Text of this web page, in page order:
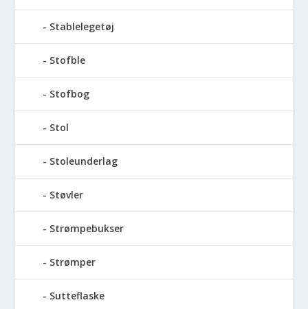
Stablelegetøj
Stofble
Stofbog
Stol
Stoleunderlag
Støvler
Strømpebukser
Strømper
Sutteflaske